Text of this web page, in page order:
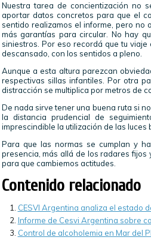
Nuestra tarea de concientización no
aportar datos concretos para que el
sentido realizamos el informe, pero no
más garantías para circular. No hay
siniestros. Por eso recordá que tu
descansado, con los sentidos a pleno.
Aunque a esta altura parezcan
respectivas sillas infantiles. Por otra
distracción se multiplica por metros de
De nada sirve tener una buena ruta si
la distancia prudencial de
imprescindible la utilización de las
Para que las normas se cumplan y
presencia, más allá de los radares
para que cambiemos actitudes.
Contenido relacionado
CESVI Argentina analiza el estado
Informe de Cesvi Argentina sobre
Control de alcoholemia en Mar del